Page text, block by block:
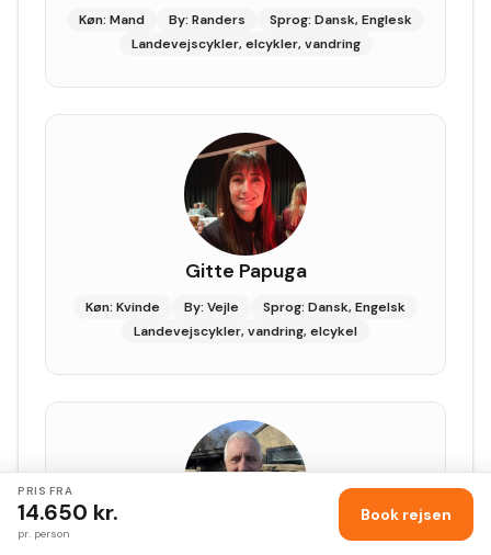
Køn: Mand By: Randers
Sprog: Dansk, Englesk
Landevejscykler, elcykler, vandring
Gitte Papuga
Køn: Kvinde By: Vejle
Sprog: Dansk, Engelsk
Landevejscykler, vandring, elcykel
PRIS FRA
14.650 kr.
pr. person
Book rejsen
Konkurrence